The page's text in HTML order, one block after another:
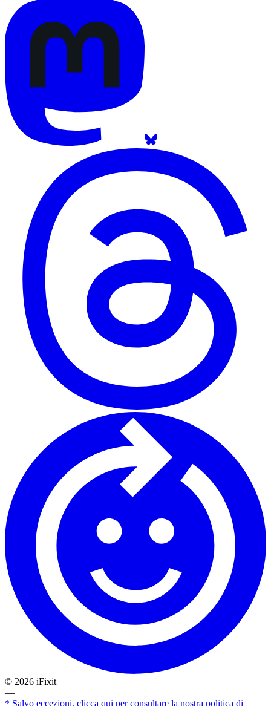
© 2026 iFixit
—
* Salvo eccezioni, clicca qui per consultare la nostra politica di